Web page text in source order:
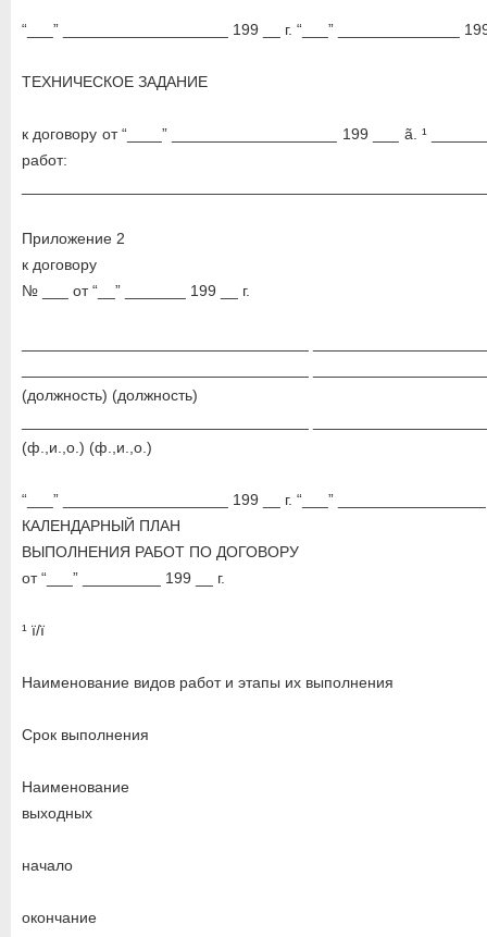
“___” ___________________ 199 __ г. “___” ______________
ТЕХНИЧЕСКОЕ ЗАДАНИЕ
к договору от “____” ___________________ 199 ___ ã. ¹
работ:
Приложение 2
к договору
№ ___ от “__” _______ 199 __ г.
(должность) (должность)
(ф.,и.,о.) (ф.,и.,о.)
“___” ___________________ 199 __ г. “___”
КАЛЕНДАРНЫЙ ПЛАН
ВЫПОЛНЕНИЯ РАБОТ ПО ДОГОВОРУ
от “___” _________ 199 __ г.
¹ ï/ï
Наименование видов работ и этапы их выполнения
Срок выполнения
Наименование
выходных
начало
окончание